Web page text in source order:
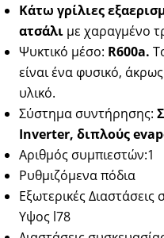
Kάτω γρίλιες
ατσάλι με χαραγμένο
Ψυκτικό μέσο: R600a.
είναι ένα φυσικό,
υλικό.
Σύστημα συντήρησης:
Inverter, διπλούς
Αριθμός συμπιεστών:1
Ρυθμιζόμενα πόδια
Εξωτερικές
Υψος l78